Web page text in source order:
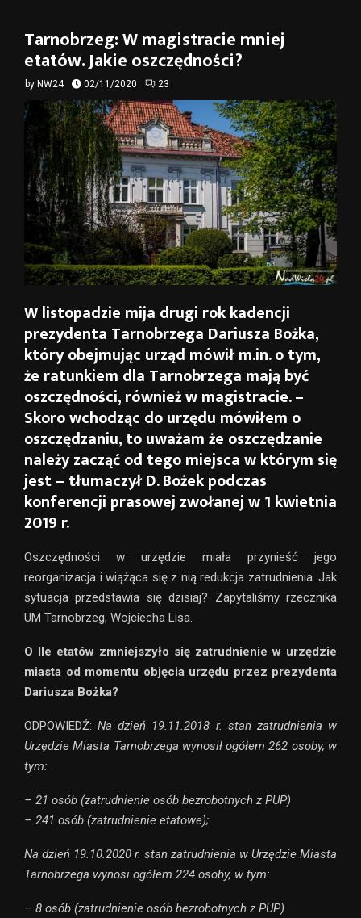
Tarnobrzeg: W magistracie mniej
etatów. Jakie oszczędności?
by NW24 02/11/2020 23
W listopadzie mija drugi rok kadencji
prezydenta Tarnobrzega Dariusza Bożka,
który obejmując urząd mówił m.in. o tym,
że ratunkiem dla Tarnobrzega mają być
oszczędności, również w magistracie. –
Skoro wchodząc do urzędu mówiłem o
oszczędzaniu, to uważam że oszczędzanie
należy zacząć od tego miejsca w którym się
jest – tłumaczył D. Bożek podczas
konferencji prasowej zwołanej w 1 kwietnia
2019 r.
Oszczędności w urzędzie miała przynieść jego
reorganizacja i wiążąca się z nią redukcja zatrudnienia. Jak
sytuacja przedstawia się dzisiaj? Zapytaliśmy rzecznika
UM Tarnobrzeg, Wojciecha Lisa.
O Ile etatów zmniejszyło się zatrudnienie w urzędzie
miasta od momentu objęcia urzędu przez prezydenta
Dariusza Bożka?
ODPOWIEDŹ:Na dzień 19.11.2018 r. stan zatrudnienia w
Urzędzie Miasta Tarnobrzega wynosił ogółem 262 osoby, w
tym:
– 21 osób (zatrudnienie osób bezrobotnych z PUP)
– 241 osób (zatrudnienie etatowe);
Na dzień 19.10.2020 r. stan zatrudnienia w Urzędzie Miasta
Tarnobrzega wynosi ogółem 224 osoby, w tym:
– 8 osób (zatrudnienie osób bezrobotnych z PUP)